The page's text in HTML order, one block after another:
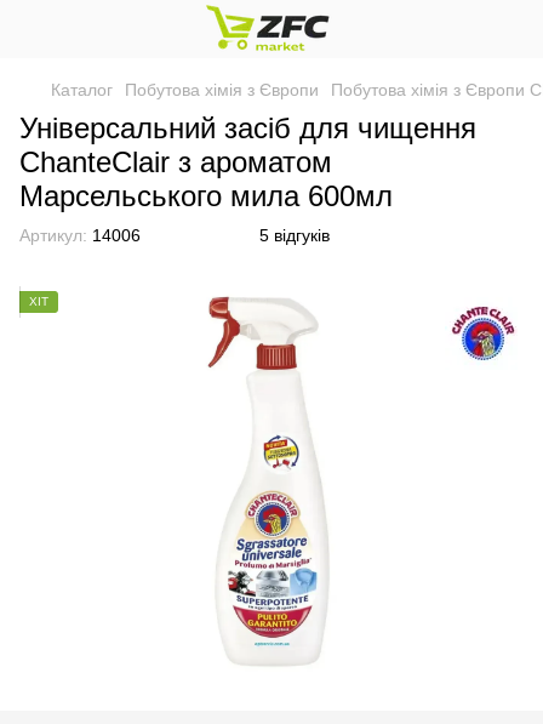
Каталог Побутова хімія з Європи Побутова хімія з Європи
Універсальний засіб для чищення
ChanteClair з ароматом
Марсельського мила 600мл
Артикул: 14006 5 відгуків
ХІТ